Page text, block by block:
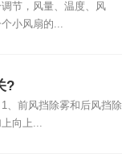
节，风量、温度、风
小风扇的...
?
、前风挡除雾和后风挡除
向上...